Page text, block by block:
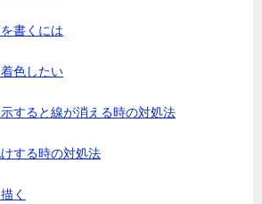
書くには
色したい
すると線が消える時の対処法
する時の対処法
く